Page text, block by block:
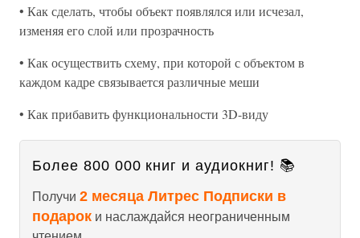
• Как сделать, чтобы объект появлялся или исчезал,
изменяя его слой или прозрачность
• Как осуществить схему, при которой с объектом в
каждом кадре связывается различные меши
• Как прибавить функциональности 3D-виду
Более 800 000 книг и аудиокниг! 📚
Получи 2 месяца Литрес Подписки в
подарок и наслаждайся неограниченным